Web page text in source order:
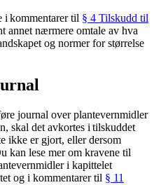
i kommentarer til § 4 Tilskudd til
annet nærmere omtale av hva
og normer for størrelse
journal over plantevernmidler
skal det avkortes i tilskuddet
ikke er gjort, eller dersom
kan lese mer om kravene til
i kapittelet
og i kommentarer til § 11